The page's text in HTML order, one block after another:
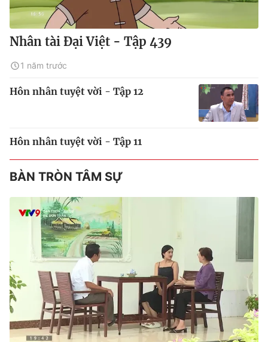
Nhân tài Đại Việt - Tập 439
1 năm trước
Hôn nhân tuyệt vời - Tập 12
Hôn nhân tuyệt vời - Tập 11
BÀN TRÒN TÂM SỰ